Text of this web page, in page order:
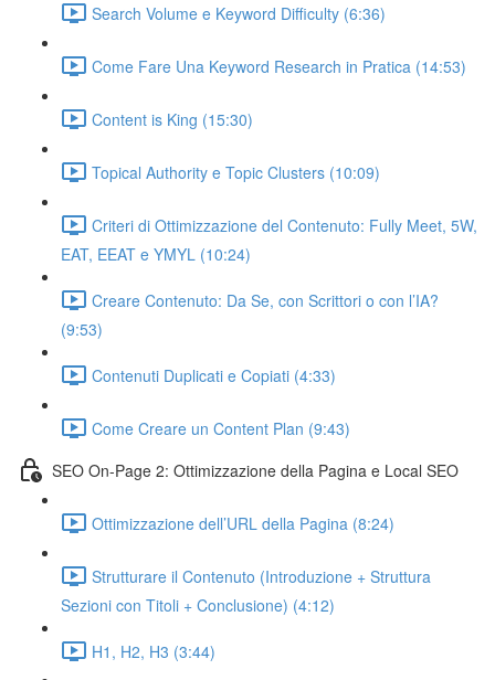
Search Volume e Keyword Difficulty (6:36)
Come Fare Una Keyword Research in Pratica (14:53)
Content is King (15:30)
Topical Authority e Topic Clusters (10:09)
Criteri di Ottimizzazione del Contenuto: Fully Meet, 5W,
EAT, EEAT e YMYL (10:24)
Creare Contenuto: Da Se, con Scrittori o con l’IA?
(9:53)
Contenuti Duplicati e Copiati (4:33)
Come Creare un Content Plan (9:43)
SEO On-Page 2: Ottimizzazione della Pagina e Local SEO
Ottimizzazione dell’URL della Pagina (8:24)
Strutturare il Contenuto (Introduzione + Struttura
Sezioni con Titoli + Conclusione) (4:12)
H1, H2, H3 (3:44)